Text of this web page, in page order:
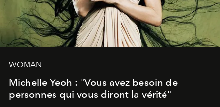
WOMAN
Michelle Yeoh : "Vous avez besoin de
personnes qui vous diront la vérité"